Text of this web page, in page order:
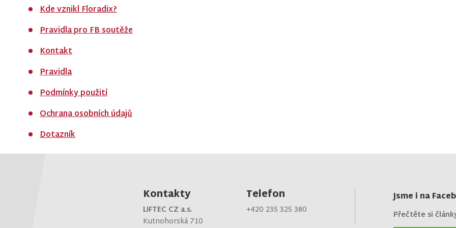
Kde vznikl Floradix?
Pravidla pro FB soutěže
Kontakt
Pravidla
Podmínky použití
Ochrana osobních údajů
Dotazník
Kontakty
LIFTEC CZ a.s.
Kutnohorská 710
Telefon
+420 235 325 380
Jsme i na
Přečtěte si